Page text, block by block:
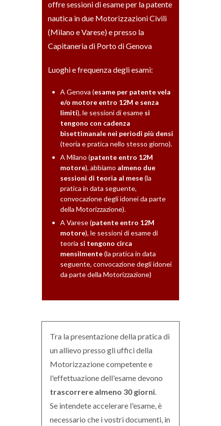
offre sessioni di esame per la patente
nautica in due Motorizzazioni Civili
(Milano e Varese) e presso la
Capitaneria di Porto di Genova
Luoghi e frequenza degli esami:
A Genova (esame per patente vela
e/o motore entro 12M e senza
limiti), le sessioni di esame si
tengono con cadenza
bisettimanale nei periodi più densi
(teoria e pratica nello stesso giorno).
A Milano (patente entro 12M
motore), abbiamo almeno due
sessioni di teoria al mese(la
pratica in data seguente,
convocazione degli idonei da parte
della Motorizzazione).
A Varese (patente entro 12M
motore), le sessioni di esame di
teoria si tengono circa
mensilmente(la pratica in data
seguente, convocazione degli idonei
da parte della Motorizzazione)
Tra la presentazione della pratica di
un allievo presso gli uffici della
Motorizzazione competente e
l'effettuazione dell'esame devono
trascorrere almeno 30 giorni
Se intendete accelerare l'esame, è
necessario che i vostri documenti, in